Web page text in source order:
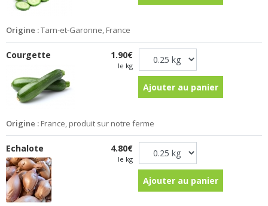
Origine :Tarn-et-Garonne, France
Courgette 1.90€
le kg
Ajouter au panier
Origine : France, produit sur notre ferme
Echalote 4.80€
le kg
Ajouter au panier